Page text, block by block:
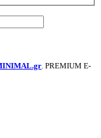
. PREMIUM E-